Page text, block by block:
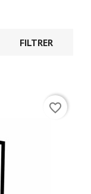
FILTRER
favorite_border